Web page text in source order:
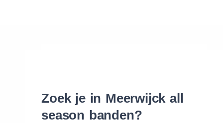
Zoek je in Meerwijck all
season banden?